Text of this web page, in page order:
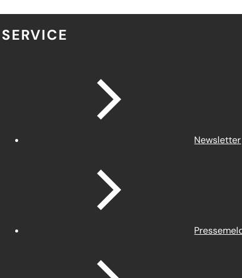
SERVICE
Newsletter